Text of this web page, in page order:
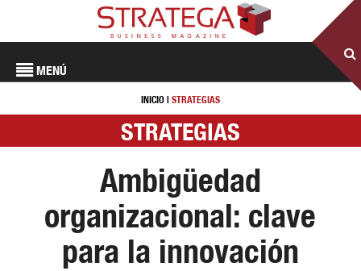
MENÚ
INICIO | STRATEGIAS
STRATEGIAS
Ambigüedad
organizacional: clave
para la innovación